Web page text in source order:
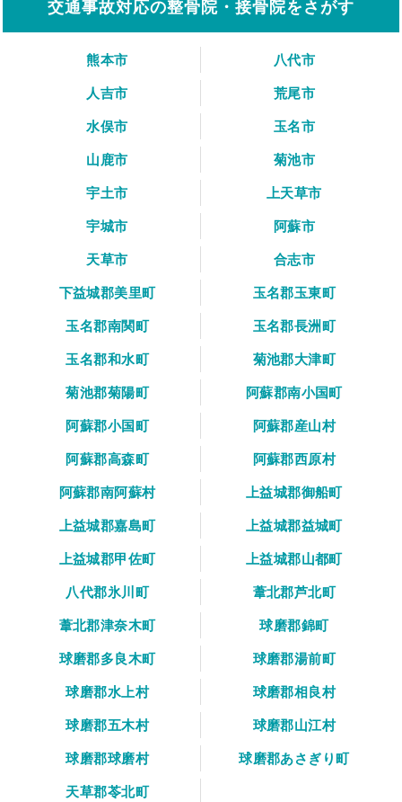
交通事故対応の整骨院・接骨院をさがす
熊本市
八代市
人吉市
荒尾市
水俣市
玉名市
山鹿市
菊池市
宇土市
上天草市
宇城市
阿蘇市
天草市
合志市
下益城郡美里町
玉名郡玉東町
玉名郡南関町
玉名郡長洲町
玉名郡和水町
菊池郡大津町
菊池郡菊陽町
阿蘇郡南小国町
阿蘇郡小国町
阿蘇郡産山村
阿蘇郡高森町
阿蘇郡西原村
阿蘇郡南阿蘇村
上益城郡御船町
上益城郡嘉島町
上益城郡益城町
上益城郡甲佐町
上益城郡山都町
八代郡氷川町
葦北郡芦北町
葦北郡津奈木町
球磨郡錦町
球磨郡多良木町
球磨郡湯前町
球磨郡水上村
球磨郡相良村
球磨郡五木村
球磨郡山江村
球磨郡球磨村
球磨郡あさぎり町
天草郡苓北町